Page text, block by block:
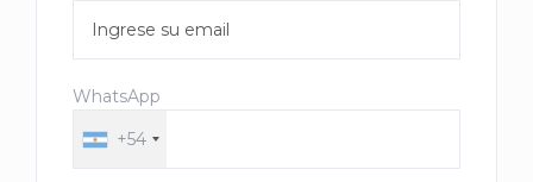
WhatsApp
+54